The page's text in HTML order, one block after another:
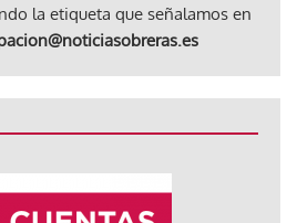
la etiqueta que señalamos en